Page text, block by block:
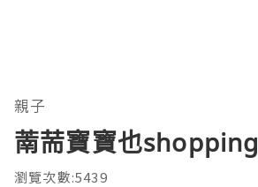
親子
萳荋寶寶也shopping
瀏覽次數:5439